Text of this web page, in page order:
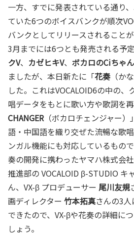
一方、すでに発表されている通り
ていた6つのボイスバンクが順次
バンクとしてリリースされること
3月までには6つとも発売される予
クV、 カゼヒキV、 ボカロのCiちゃん
ましたが、本日新たに「花奏 （か
した。これはVOCALOID6の中の、
唱データをもとに歌い方や歌詞を
CHANGER （ボカロチェンジャー
語・中国語を織り交ぜた流暢な歌
ンガル機能にも対応しているもの
奏の開発に携わったヤマハ株式会
推進部の VOCALOID β-STUDIO キ
ん、VX-β プロデューサー 尾川友規
画ディレクター 竹本拓真さんの3
できたので、VX-βや花奏の詳細に
しょう。